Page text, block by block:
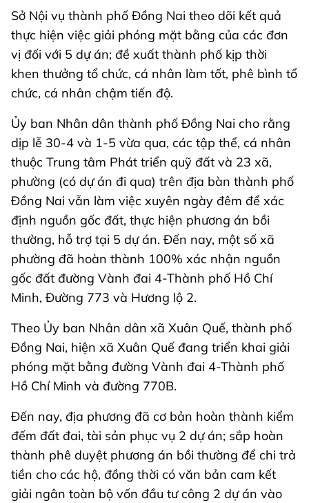
Sở Nội vụ thành phố Đồng Nai theo dõi kết quả
thực hiện việc giải phóng mặt bằng của các đơn
vị đối với 5 dự án; đề xuất thành phố kịp thời
khen thưởng tổ chức, cá nhân làm tốt, phê bình tổ
chức, cá nhân chậm tiến độ.
Ủy ban Nhân dân thành phố Đồng Nai cho rằng
dịp lễ 30-4 và 1-5 vừa qua, các tập thể, cá nhân
thuộc Trung tâm Phát triển quỹ đất và 23 xã,
phường (có dự án đi qua) trên địa bàn thành phố
Đồng Nai vẫn làm việc xuyên ngày đêm để xác
định nguồn gốc đất, thực hiện phương án bồi
thường, hỗ trợ tại 5 dự án. Đến nay, một số xã
phường đã hoàn thành 100% xác nhận nguồn
gốc đất đường Vành đai 4-Thành phố Hồ Chí
Minh, Đường 773 và Hương lộ 2.
Theo Ủy ban Nhân dân xã Xuân Quế, thành phố
Đồng Nai, hiện xã Xuân Quế đang triển khai giải
phóng mặt bằng đường Vành đai 4-Thành phố
Hồ Chí Minh và đường 770B.
Đến nay, địa phương đã cơ bản hoàn thành kiểm
đếm đất đai, tài sản phục vụ 2 dự án; sắp hoàn
thành phê duyệt phương án bồi thường để chi trả
tiền cho các hộ, đồng thời có văn bản cam kết
giải ngân toàn bộ vốn đầu tư công 2 dự án vào